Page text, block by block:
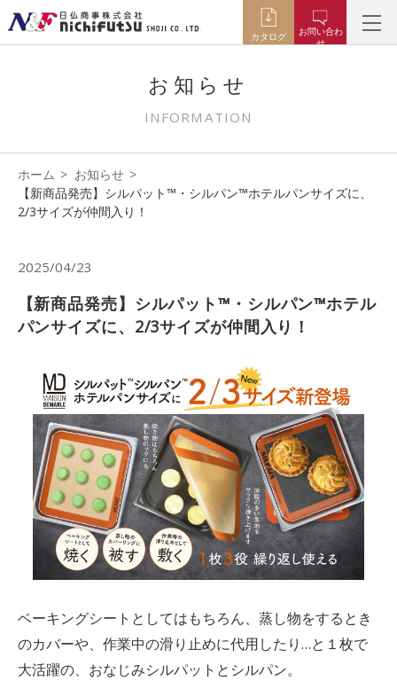
カタログ
お問い合わ
せ
お知らせ
INFORMATION
ホーム
お知らせ
【新商品発売】シルパット™️・シルパン™️ホテルパンサイズに、
2/3サイズが仲間入り！
2025/04/23
【新商品発売】シルパット™️・シルパン™️ホテル
パンサイズに、2/3サイズが仲間入り！
ベーキングシートとしてはもちろん、蒸し物をするとき
のカバーや、作業中の滑り止めに代用したり…と１枚で
大活躍の、おなじみシルパットとシルパン。